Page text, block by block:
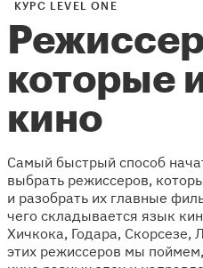
КУРС LEVEL ONE
которые
кино
Самый быстрый способ
выбрать режиссеров,
и разобрать их главные
чего складывается язык
Хичкока, Годара, Скорсезе,
этих режиссеров мы